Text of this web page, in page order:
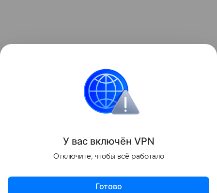
У вас включён VPN
Отключите, чтобы всё работало
Готово